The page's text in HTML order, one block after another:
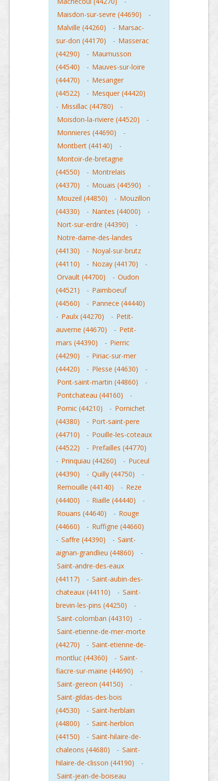
Maisdon-sur-sevre (44690)
-
Malville (44260)
- Marsac-
sur-don (44170)
- Masserac
(44290)
- Maumusson
(44540)
- Mauves-sur-loire
(44470)
- Mesanger
(44522)
- Mesquer (44420)
- Missillac (44780)
-
Moisdon-la-riviere (44520)
-
Monnieres (44690)
-
Montbert (44140)
-
Montoir-de-bretagne
(44550)
- Montrelais
(44370)
- Mouais (44590)
-
Mouzeil (44850)
- Mouzillon
(44330)
- Nantes (44000)
-
Nort-sur-erdre (44390)
-
Notre-dame-des-landes
(44130)
- Noyal-sur-brutz
(44110)
- Nozay (44170)
-
Orvault (44700)
- Oudon
(44521)
- Paimboeuf
(44560)
- Pannece (44440)
- Paulx (44270) - Petit-
auverne (44670)
- Petit-
mars (44390)
- Pierric
(44290)
- Piriac-sur-mer
(44420)
- Plesse (44630)
-
Pont-saint-martin (44860)
-
Pontchateau (44160)
-
Pornic (44210)
- Pornichet
(44380)
- Port-saint-pere
(44710)
- Pouille-les-coteaux
(44522)
- Prefailles (44770)
- Prinquiau (44260) - Puceul
(44390)
- Quilly (44750)
-
Remouille (44140)
- Reze
(44400)
- Riaille (44440)
-
Rouans (44640)
- Rouge
(44660)
- Ruffigne (44660)
- Saffre (44390) - Saint-
aignan-grandlieu (44860)
-
Saint-andre-des-eaux
(44117)
- Saint-aubin-des-
chateaux (44110)
- Saint-
brevin-les-pins (44250)
-
Saint-colomban (44310)
-
Saint-etienne-de-mer-morte
(44270)
- Saint-etienne-de-
montluc (44360)
- Saint-
fiacre-sur-maine (44690)
-
Saint-gereon (44150)
-
Saint-gildas-des-bois
(44530)
- Saint-herblain
(44800)
- Saint-herblon
(44150)
- Saint-hilaire-de-
chaleons (44680)
- Saint-
hilaire-de-clisson (44190)
-
Saint-jean-de-boiseau